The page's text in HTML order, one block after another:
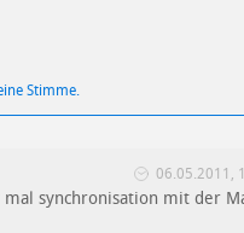
Stimme.
06.05.2011,
synchronisation mit der